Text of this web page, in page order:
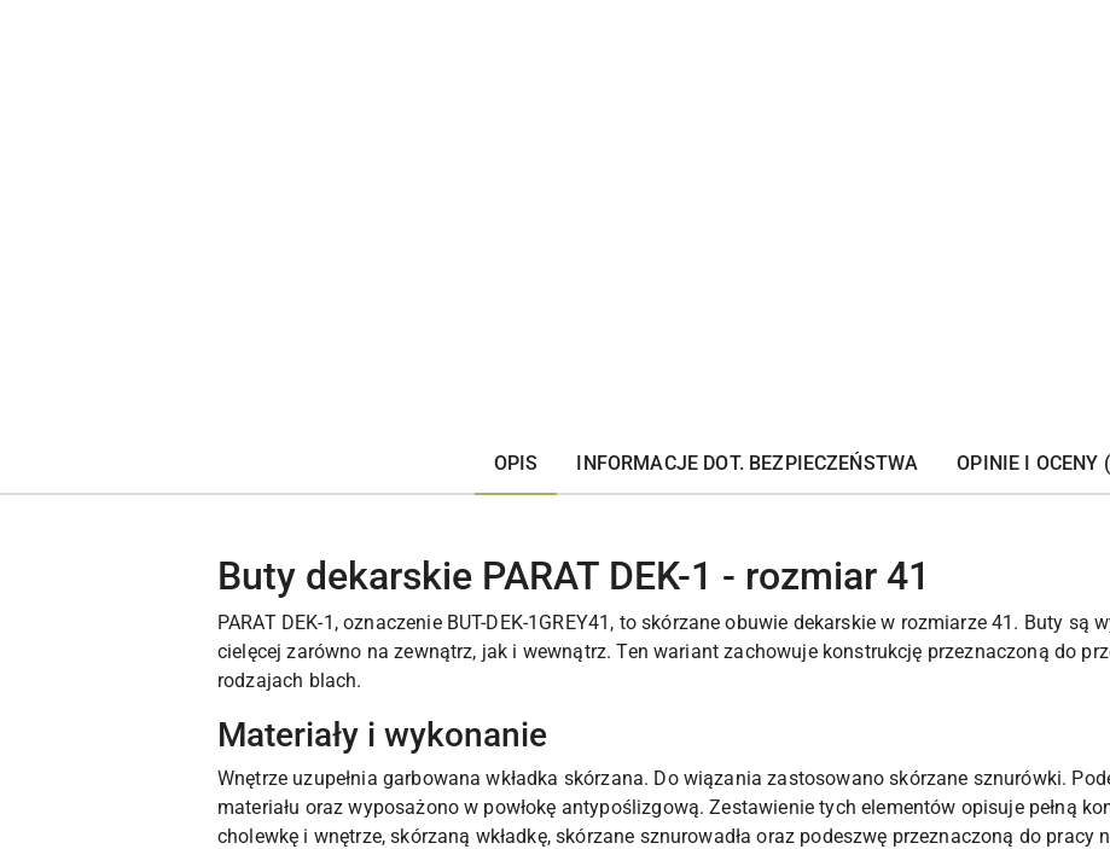
OPIS INFORMACJE DOT. BEZPIECZEŃSTWA OPINIE I OCENY
Buty dekarskie PARAT DEK-1 - rozmiar 41
PARAT DEK-1, oznaczenie BUT-DEK-1GREY41, to skórzane obuwie dekarskie w rozmiarze 41. Buty są
cielęcej zarówno na zewnątrz, jak i wewnątrz. Ten wariant zachowuje konstrukcję przeznaczoną do
rodzajach blach.
Materiały i wykonanie
Wnętrze uzupełnia garbowana wkładka skórzana. Do wiązania zastosowano skórzane sznurówki.
materiału oraz wyposażono w powłokę antypoślizgową. Zestawienie tych elementów opisuje pełną
cholewkę i wnętrze, skórzaną wkładkę, skórzane sznurowadła oraz podeszwę przeznaczoną do pracy